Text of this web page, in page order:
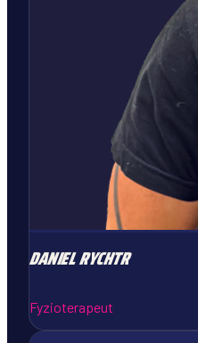
DANIELRYCHTR
Fyzioterapeut